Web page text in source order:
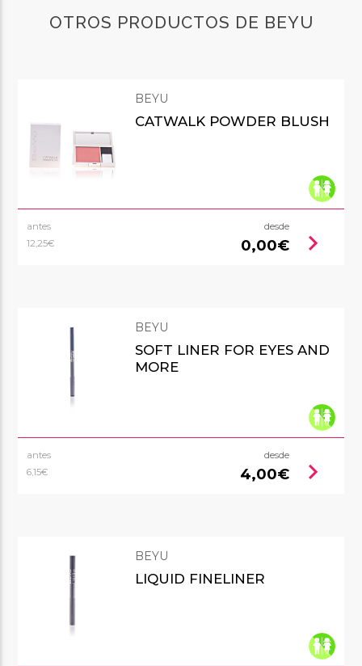
OTROS PRODUCTOS DE BEYU
BEYU
CATWALK POWDER BLUSH
antes
12,25€
desde
0,00€ chevron_right
BEYU
SOFT LINER FOR EYES AND
MORE
antes
6,15€
desde
4,00€ chevron_right
BEYU
LIQUID FINELINER